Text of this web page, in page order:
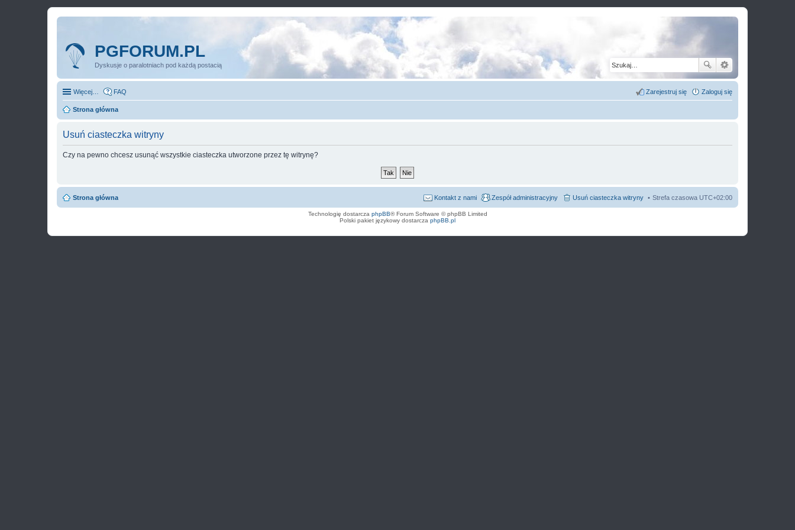
PGFORUM.PL
Dyskusje o paralotniach pod każdą postacią
Więcej… FAQ Zaloguj się
Zarejestruj się
Strona główna
Usuń ciasteczka witryny
Czy na pewno chcesz usunąć wszystkie ciasteczka utworzone przez tę witrynę?
Strona główna Strefa czasowa UTC+02:00
Usuń ciasteczka witryny
Zespół administracyjny
Kontakt z nami
Technologię dostarcza phpBB® Forum Software © phpBB Limited
Polski pakiet językowy dostarcza phpBB.pl